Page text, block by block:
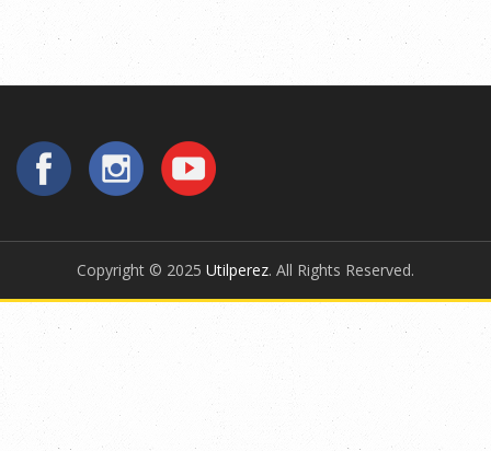
Copyright © 2025 Utilperez. All Rights Reserved.